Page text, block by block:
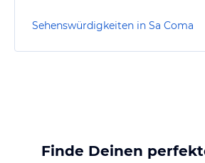
Sehenswürdigkeiten in Sa Coma
Finde Deinen